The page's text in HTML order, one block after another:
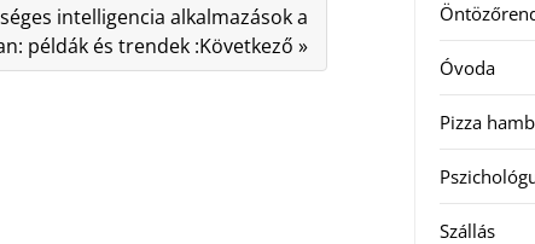
intelligencia alkalmazások a
példák és trendek :Következő »
Óvoda
Pizza
Szállás